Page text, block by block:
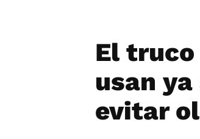
El truco
usan
evitar